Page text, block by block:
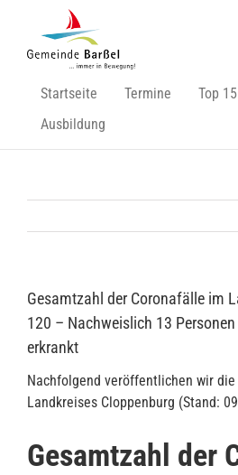
springen
Startseite Termine Top 15
Ausbildung
Gesamtzahl der Coronafälle im
120 – Nachweislich 13
erkrankt
Nachfolgend veröffentlichen wir
Landkreises Cloppenburg (Stand:
Gesamtzahl der